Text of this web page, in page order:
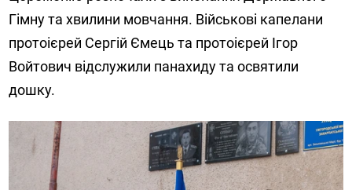
Гімну та хвилини мовчання. Військові капелани
протоієрей Сергій Ємець та протоієрей Ігор
Войтович відслужили панахиду та освятили
дошку.